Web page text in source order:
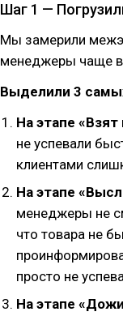
Шаг 1 —
Мы замерили
менеджеры чаще
Выделили 3
На этапе
не успевали
клиентами
На этапе
менеджеры не
что товара не
просто не
На этапе